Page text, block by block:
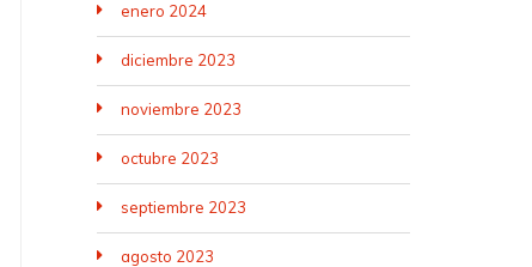
enero 2024
diciembre 2023
noviembre 2023
octubre 2023
septiembre 2023
agosto 2023